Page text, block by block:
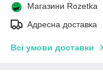
Магазини Rozetka
Адресна доставка
Всі умови доставки